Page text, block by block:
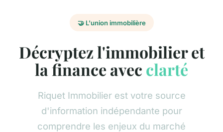
🤝 L'union immobilière
Décryptez l'immobilier et
la finance avec clarté
Riquet Immobilier est votre source
d'information indépendante pour
comprendre les enjeux du marché